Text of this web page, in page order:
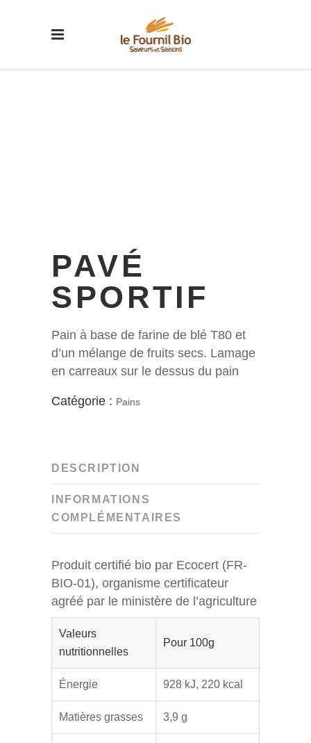
PAVÉ
SPORTIF
Pain à base de farine de blé T80 et
d’un mélange de fruits secs. Lamage
en carreaux sur le dessus du pain
Catégorie : Pains
DESCRIPTION
INFORMATIONS
COMPLÉMENTAIRES
Produit certifié bio par Ecocert (FR-
BIO-01), organisme certificateur
agréé par le ministère de l’agriculture
Valeurs
nutritionnelles
Pour 100g
Énergie 928 kJ, 220 kcal
Matières grasses 3,9 g